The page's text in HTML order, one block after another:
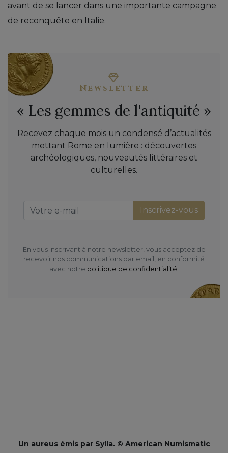
avant de se lancer dans une importante campagne
de reconquête en Italie.
Newsletter
« Les gemmes de l'antiquité »
Recevez chaque mois un condensé d’actualités
mettant Rome en lumière : découvertes
archéologiques, nouveautés littéraires et
culturelles.
Inscrivez-vous
En vous inscrivant à notre newsletter, vous acceptez de
recevoir nos communications par email, en conformité
avec notre politique de confidentialité.
Un aureus émis par Sylla. © American Numismatic